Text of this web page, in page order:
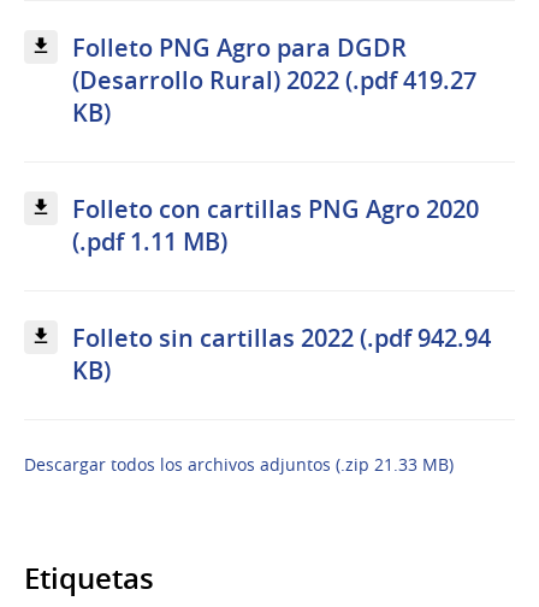
Folleto PNG Agro para DGDR
(Desarrollo Rural) 2022 (.pdf 419.27
KB)
Folleto con cartillas PNG Agro 2020
(.pdf 1.11 MB)
Folleto sin cartillas 2022 (.pdf 942.94
KB)
Descargar todos los archivos adjuntos (.zip 21.33 MB)
Etiquetas